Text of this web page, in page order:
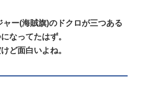
ャー(海賊旗)のドクロが三つある
なってたはず。
ど面白いよね。